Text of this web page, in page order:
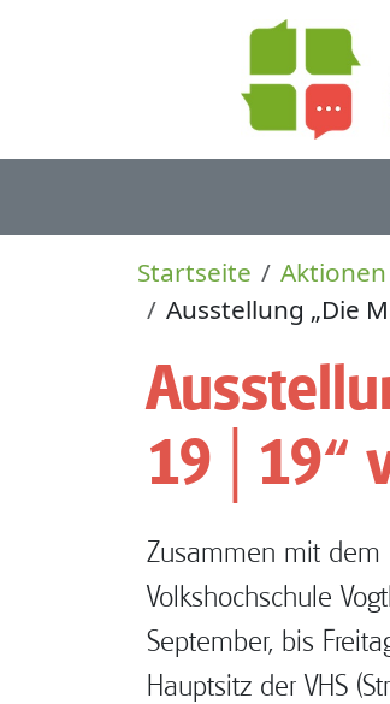
Startseite
Aktionen
Ausstellung „Die
19│19“
Zusammen mit dem
Volkshochschule
September, bis
Hauptsitz der VHS